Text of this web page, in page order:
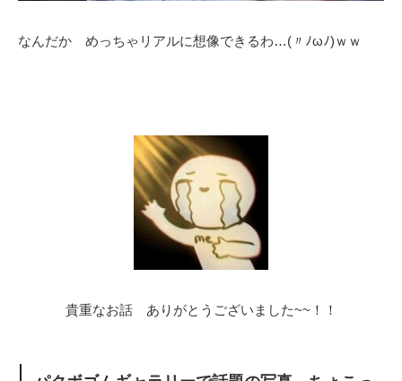
なんだか めっちゃリアルに想像できるわ…(〃ﾉωﾉ)ｗｗ
貴重なお話 ありがとうございました~~！！